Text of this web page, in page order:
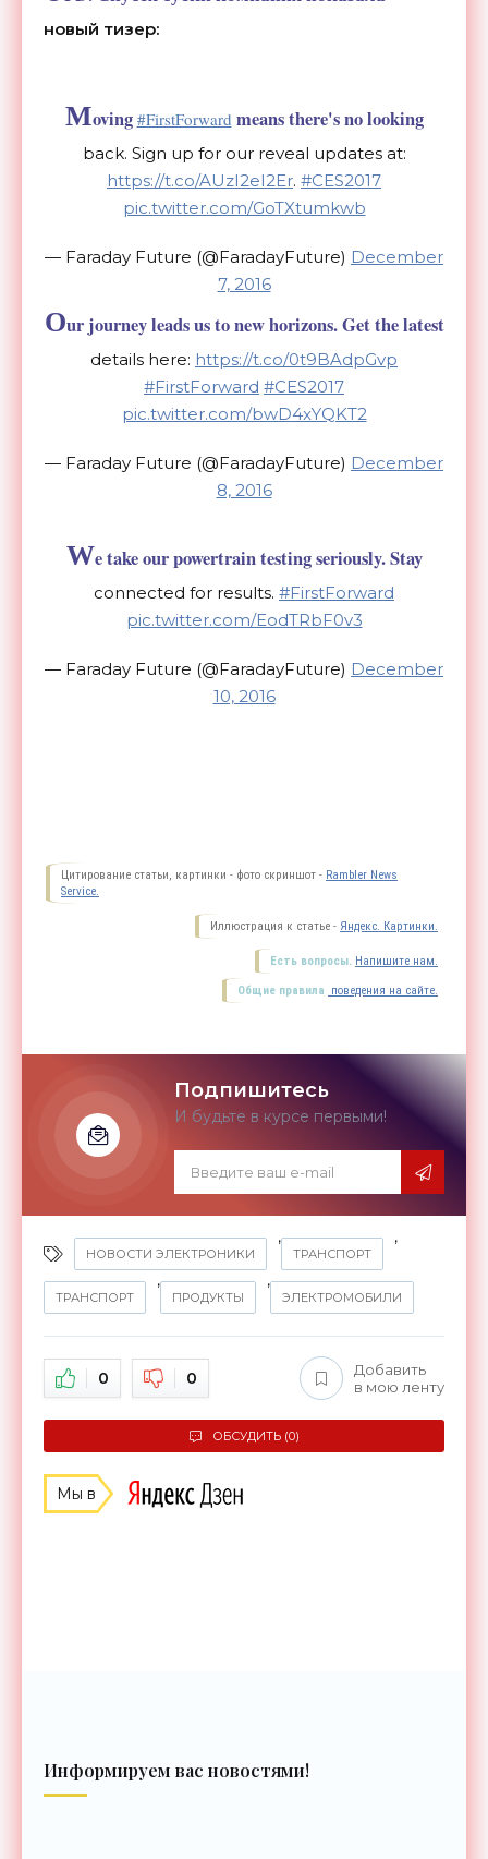
новый тизер:
Moving #FirstForward means there's no looking
back. Sign up for our reveal updates at:
https://t.co/AUzI2eI2Er. #CES2017
pic.twitter.com/GoTXtumkwb
— Faraday Future (@FaradayFuture) December
7, 2016
Our journey leads us to new horizons. Get the latest
details here: https://t.co/0t9BAdpGvp
#FirstForward #CES2017
pic.twitter.com/bwD4xYQKT2
— Faraday Future (@FaradayFuture) December
8, 2016
We take our powertrain testing seriously. Stay
connected for results. #FirstForward
pic.twitter.com/EodTRbF0v3
— Faraday Future (@FaradayFuture) December
10, 2016
Цитирование статьи, картинки - фото скриншот - Rambler News
Service.
Иллюстрация к статье - Яндекс. Картинки.
Есть вопросы. Напишите нам.
Общие правила поведения на сайте.
Подпишитесь
И будьте в курсе первыми!
НОВОСТИ ЭЛЕКТРОНИКИ
,
ТРАНСПОРТ
,
ТРАНСПОРТ
,
ПРОДУКТЫ
,
ЭЛЕКТРОМОБИЛИ
0 0
Добавить
в мою ленту
ОБСУДИТЬ (0)
Мы в
Информируем вас новостями!